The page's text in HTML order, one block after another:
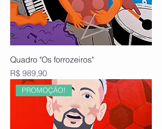
Quadro "Os forrozeiros"
Preço
R$ 989,90
PROMOÇÃO!